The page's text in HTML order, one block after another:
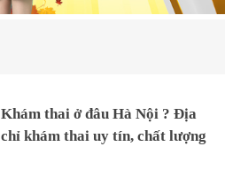
Khám thai ở đâu Hà Nội ? Địa
chỉ khám thai uy tín, chất lượng